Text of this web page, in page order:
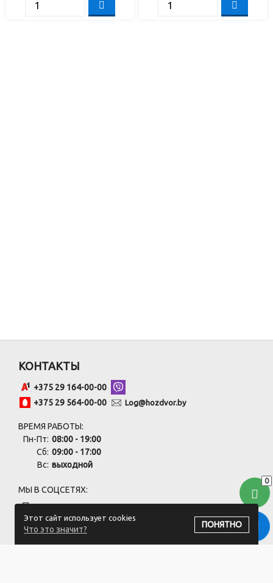
0
Этот сайт использует cookies
Что это значит?
ПОНЯТНО
КОНТАКТЫ
+375 29 164-00-00
+375 29 564-00-00
Log@hozdvor.by
ВРЕМЯ РАБОТЫ:
Пн-Пт: 08:00 - 19:00
Сб: 09:00 - 17:00
Вс: выходной
МЫ В СОЦСЕТЯХ:
ПОДПИСАТЬСЯ НА РАССЫЛКУ